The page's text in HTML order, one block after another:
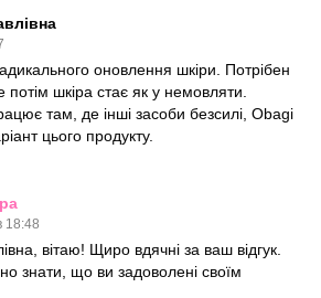
оновлення шкіри. Потрібен
шкіра стає як у немовляти.
там, де інші засоби безсилі, Obagi
цього продукту.
18:48
вітаю! Щиро вдячні за ваш відгук.
знати, що ви задоволені своїм